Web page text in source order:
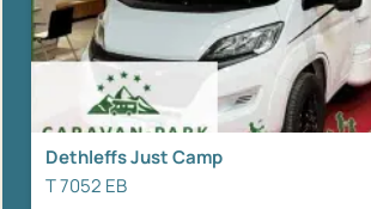
Dethleffs Just Camp
T 7052 EB